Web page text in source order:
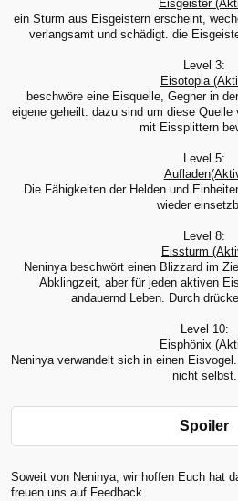
Eisgeister
ein Sturm aus Eisgeistern erscheint,
verlangsamt und schädigt. die
Level 3:
Eisotopia
beschwöre eine Eisquelle, Gegner in
eigene geheilt. dazu sind um diese
mit Eissplittern
Level 5:
Die Fähigkeiten der Helden und
wieder
Level 8:
Eissturm
Neninya beschwört einen Blizzard im
Abklingzeit, aber für jeden aktiven
andauernd Leben. Durch
Level 10:
Eisphönix
Neninya verwandelt sich in einen
nicht selbst.
Spoiler
Soweit von Neninya, wir hoffen Euch hat
freuen uns auf Feedback.